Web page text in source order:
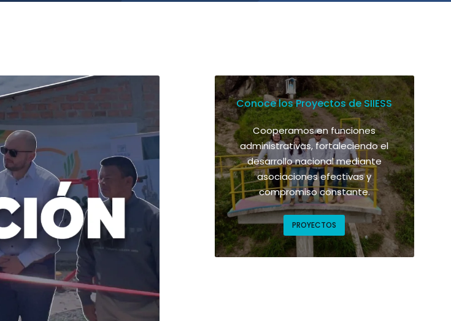
Conoce los Proyectos de SIIESS
Cooperamos en funciones
administrativas, fortaleciendo el
desarrollo nacional mediante
asociaciones efectivas y
compromiso constante.
PROYECTOS